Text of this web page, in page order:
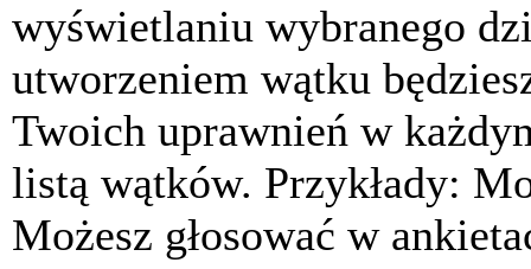
wyświetlaniu wybranego
utworzeniem wątku
Twoich uprawnień w
listą wątków. Przykłady:
Możesz głosować w